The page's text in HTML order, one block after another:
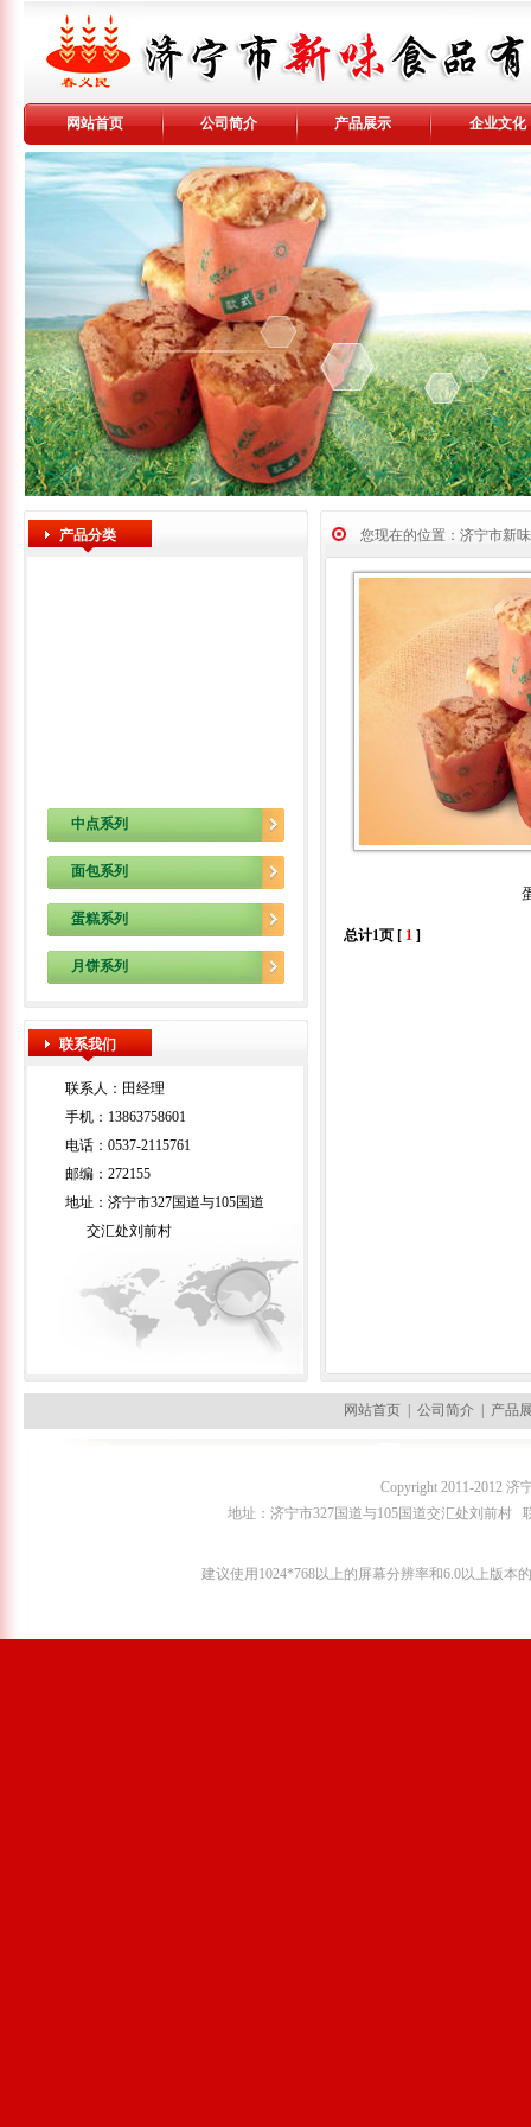
网站首页 公司简介 产品展示 企业文化
产品分类
中点系列
面包系列
蛋糕系列
月饼系列
联系我们
联系人：田经理
手机：13863758601
电话：0537-2115761
邮编：272155
地址：济宁市327国道与105国道
交汇处刘前村
您现在的位置：济宁市新
总计1页 [ 1 ]
网站首页 公司简介 产品
Copyright 2011-2012
地址：济宁市327国道与105国道交汇处刘前村
建议使用1024*768以上的屏幕分辨率和6.0以上版本